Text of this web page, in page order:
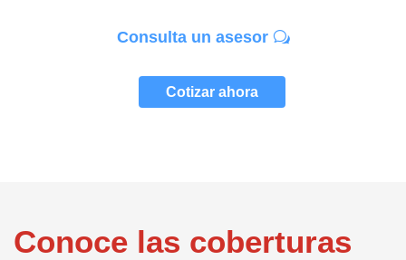
Consulta un asesor
Cotizar ahora
Conoce las coberturas